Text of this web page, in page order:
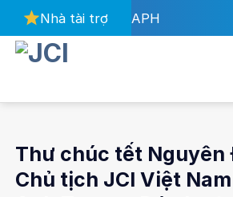
qua
nội
Nhà tài trợ APH
Thư chúc tết Nguyên
Chủ tịch JCI Việt